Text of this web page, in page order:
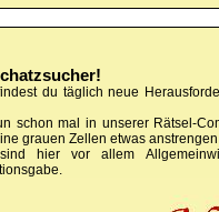
du täglich neue
schon mal in unserer Rätsel-
grauen Zellen etwas
hier vor allem